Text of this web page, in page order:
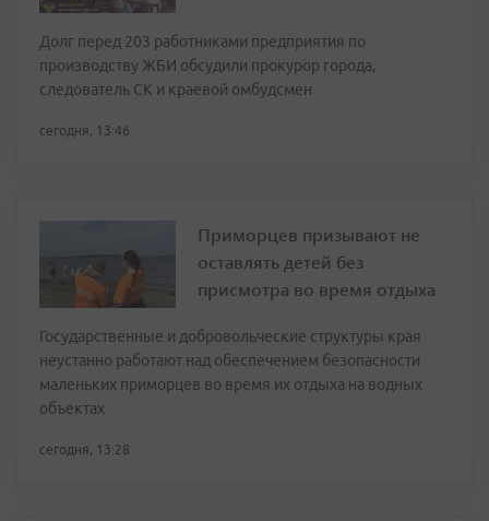
Долг перед 203 работниками предприятия по
производству ЖБИ обсудили прокурор города,
следователь СК и краевой омбудсмен
сегодня, 13:46
Приморцев призывают не
оставлять детей без
присмотра во время отдыха
Государственные и добровольческие структуры края
неустанно работают над обеспечением безопасности
маленьких приморцев во время их отдыха на водных
объектах
сегодня, 13:28